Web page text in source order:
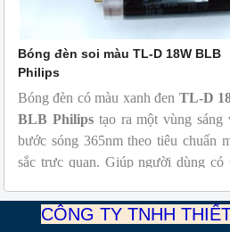
Bóng đèn soi màu TL-D 18W BLB
Philips
Bóng đèn có màu xanh đen TL-D
BLB Philipstạo ra một vùng sáng
bước sóng 365nm theo tiêu chuẩn
sắc trực quan. Giúp người dùng có
và keo trong sản phẩm.
CÔNG TY TNHH